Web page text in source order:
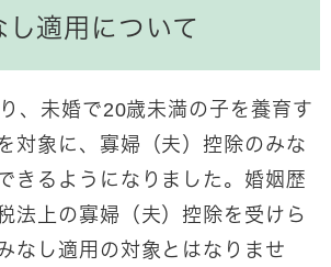
し適用について
、未婚で20歳未満の子を養育す
対象に、寡婦（夫）控除のみな
きるようになりました。婚姻歴
法上の寡婦（夫）控除を受けら
なし適用の対象とはなりませ